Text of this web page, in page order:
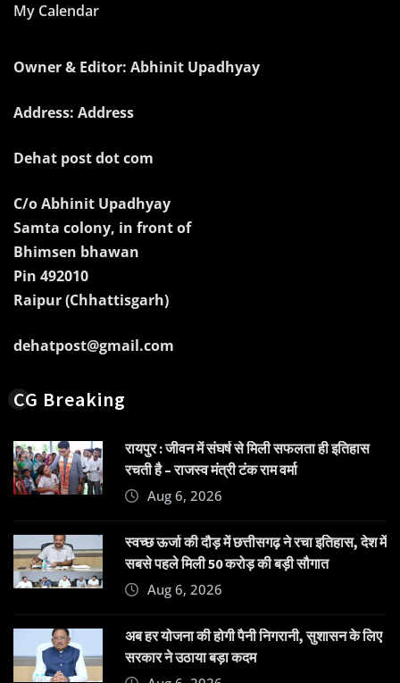
My Calendar
Owner & Editor: Abhinit Upadhyay
Address: Address
Dehat post dot com
C/o Abhinit Upadhyay
Samta colony, in front of
Bhimsen bhawan
Pin 492010
Raipur (Chhattisgarh)
dehatpost@gmail.com
CG Breaking
रायपुर : जीवन में संघर्ष से मिली सफलता ही इतिहास
रचती है – राजस्व मंत्री टंक राम वर्मा
Aug 6, 2026
स्वच्छ ऊर्जा की दौड़ में छत्तीसगढ़ ने रचा इतिहास, देश में
सबसे पहले मिली 50 करोड़ की बड़ी सौगात
Aug 6, 2026
अब हर योजना की होगी पैनी निगरानी, सुशासन के लिए
सरकार ने उठाया बड़ा कदम